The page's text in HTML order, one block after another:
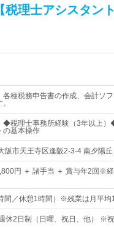
税理士アシスタン
各種税務申告書の作成、会計ソ
◆税理士事務所経験（3年以上
の基本操作
阪市天王寺区逢阪2-3-4 南夕陽
円 ＋ 諸手当 ＋ 賞与年2回※
間／休憩1時間）※残業は月平
休2日制（日曜、祝日、他） ※